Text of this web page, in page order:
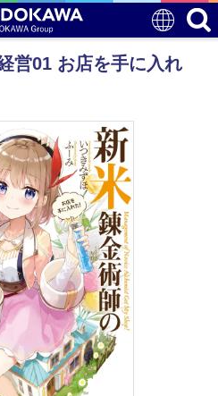
営01 お店を手に入れ